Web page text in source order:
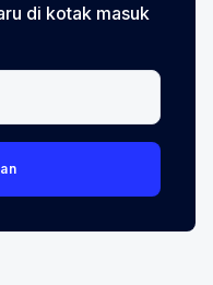
di kotak masuk